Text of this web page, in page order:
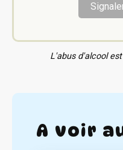
L'abus d'alcool
A voir